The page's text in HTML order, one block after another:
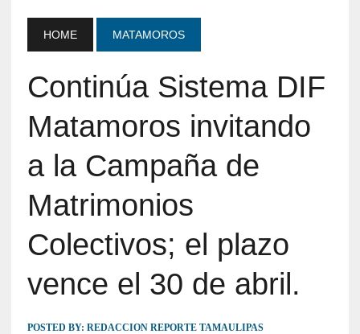
HOME MATAMOROS
Continúa Sistema DIF
Matamoros invitando
a la Campaña de
Matrimonios
Colectivos; el plazo
vence el 30 de abril.
POSTED BY: REDACCION REPORTE TAMAULIPAS